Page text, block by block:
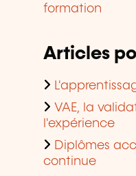
formation
Articles
VAE, la
l'expérience
Diplômes
continue